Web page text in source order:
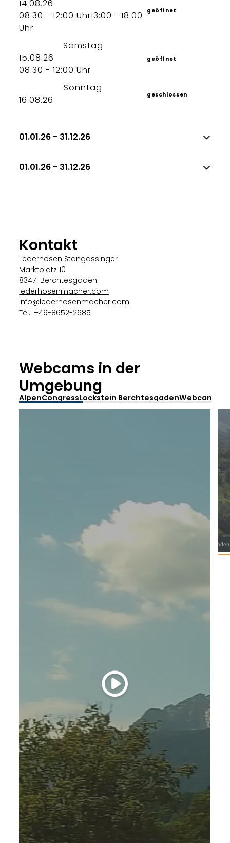
14.08.26
08:30 - 12:00 Uhr13:00 - 18:00
Uhr
geöffnet
Samstag
15.08.26
08:30 - 12:00 Uhr
geöffnet
Sonntag
16.08.26
geschlossen
01.01.26 - 31.12.26
01.01.26 - 31.12.26
Kontakt
Lederhosen Stangassinger
Marktplatz 10
83471 Berchtesgaden
lederhosenmacher.com
info@lederhosenmacher.com
Tel.:+49-8652-2685
Webcams in der
Umgebung
AlpenCongressLockstein BerchtesgadenWebcam